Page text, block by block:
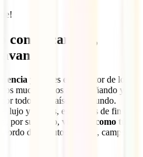
con tu camper,
y líderes en el sector de los
muchos años acompañando y
todos los países del mundo.
lujo y resorts, escapadas de fin de
por supuesto, viajeros como tú
de su autocaravana, camper o